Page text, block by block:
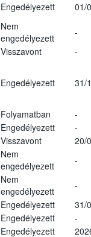
Engedélyezett 01/
Nem
engedélyezett
-
Visszavont
-
Engedélyezett 31/
Folyamatban
-
Engedélyezett
-
Visszavont
20/
Nem
engedélyezett
-
Nem
engedélyezett
-
Engedélyezett
31/
Engedélyezett
-
Engedélyezett